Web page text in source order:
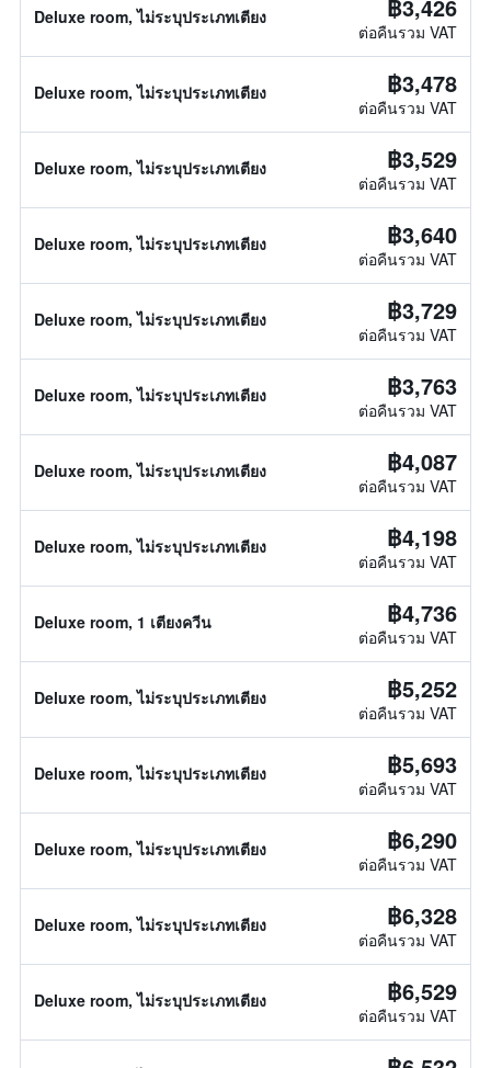
Deluxe room, ไม่ระบุประเภทเตียง ฿3,426
ต่อคืนรวม VAT
Deluxe room, ไม่ระบุประเภทเตียง ฿3,478
ต่อคืนรวม VAT
Deluxe room, ไม่ระบุประเภทเตียง ฿3,529
ต่อคืนรวม VAT
Deluxe room, ไม่ระบุประเภทเตียง ฿3,640
ต่อคืนรวม VAT
Deluxe room, ไม่ระบุประเภทเตียง ฿3,729
ต่อคืนรวม VAT
Deluxe room, ไม่ระบุประเภทเตียง ฿3,763
ต่อคืนรวม VAT
Deluxe room, ไม่ระบุประเภทเตียง ฿4,087
ต่อคืนรวม VAT
Deluxe room, ไม่ระบุประเภทเตียง ฿4,198
ต่อคืนรวม VAT
Deluxe room, 1 เตียงควีน ฿4,736
ต่อคืนรวม VAT
Deluxe room, ไม่ระบุประเภทเตียง ฿5,252
ต่อคืนรวม VAT
Deluxe room, ไม่ระบุประเภทเตียง ฿5,693
ต่อคืนรวม VAT
Deluxe room, ไม่ระบุประเภทเตียง ฿6,290
ต่อคืนรวม VAT
Deluxe room, ไม่ระบุประเภทเตียง ฿6,328
ต่อคืนรวม VAT
Deluxe room, ไม่ระบุประเภทเตียง ฿6,529
ต่อคืนรวม VAT